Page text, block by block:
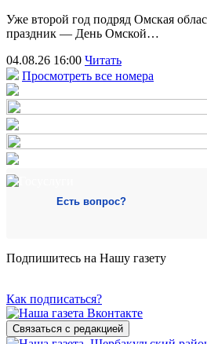
Уже второй год подряд Омская
праздник — День Омской…
04.08.26 16:00 Читать
Просмотреть все номера
Есть вопрос?
Подпишитесь на Нашу газету
Как подписаться?
Связаться с редакцией